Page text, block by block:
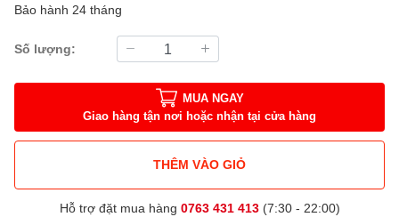
Bảo hành 24 tháng
Số lượng:
MUA NGAY
Giao hàng tận nơi hoặc nhận tại cửa hàng
THÊM VÀO GIỎ
Hỗ trợ đặt mua hàng 0763 431 413(7:30 - 22:00)